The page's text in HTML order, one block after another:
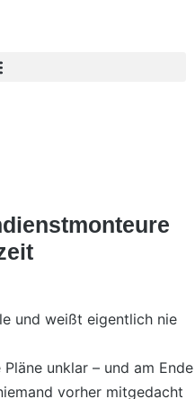
und weißt eigentlich nie
unklar – und am Ende
vorher mitgedacht